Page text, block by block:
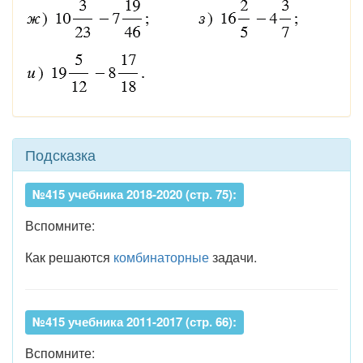
Подсказка
№415 учебника 2018-2020 (стр. 75):
Вспомните:
Как решаются комбинаторныезадачи.
№415 учебника 2011-2017 (стр. 66):
Вспомните: